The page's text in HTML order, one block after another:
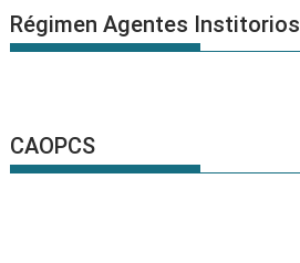
Régimen Agentes Institorios
CAOPCS